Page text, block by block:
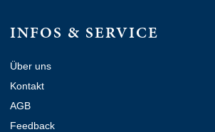
INFOS & SERVICE
Über uns
Kontakt
AGB
Feedback